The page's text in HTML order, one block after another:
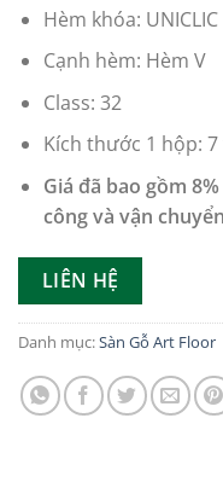
Hèm khóa: UNICLIC
Cạnh hèm: Hèm V
Class: 32
Kích thước 1 hộp:
Giá đã bao gồm
công và vận chuyển
LIÊN HỆ
Danh mục:Sàn Gỗ Art Floor